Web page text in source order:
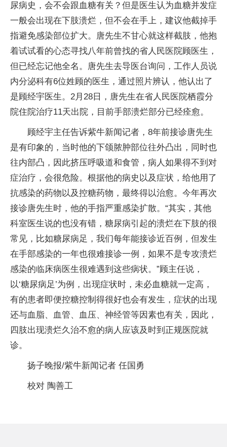
尿病史，会不会跟血糖有关？但是医生认为血糖并发症
一般会出现在下肢溃烂，但不会在手上，建议他截掉手
指避免感染部位扩大。唐先生不甘心就这样截肢，他抱
着试试看的心态寻找八年前曾找的省人民医院顾医生，
但已经忘记他全名。唐先生去导医台询问，工作人员说
内分泌科有6位姓顾的医生，通过照片辨认，他认出了
是顾经宇医生。2月28日，唐先生在省人民医院栖霞分
院住院治疗11天出院，目前手部溃烂部分已经痊愈。
顾经宇主任告诉紫牛新闻记者，8年前接诊唐先生
是有印象的，当时他的下颌脓肿部位往外凸出，同时也
往内部凸，因此挤压呼吸道和食管，病人如果得不到对
症治疗，会很危险。根据他的病史以及症状，给他用了
抗感染的药物以及控糖药物，最终得以治愈。今年再次
接诊唐先生时，他的手指严重感染扩散。“其实，其他
科室医生说的也没有错，糖尿病引起的溃烂在下肢的很
常见，比如糖尿病足，我们每年能接诊近百例，但发生
在手部感染的一年也很难接诊一例，如果不是专攻溃烂
感染的临床病医生很难遇到这些病状。”顾主任说，
以‘糖尿病足’为例，出现症状时，未必血糖就一定高，
有的患者即便控糖控制得很好也会有发生，症状的出现
还与血脂、血管、血压、神经管等因素也有关，因此，
四肢出现溃烂久治不愈的病人应该及时到正规医院就
诊。
扬子晚报/紫牛新闻记者 任国勇
校对 陶善工